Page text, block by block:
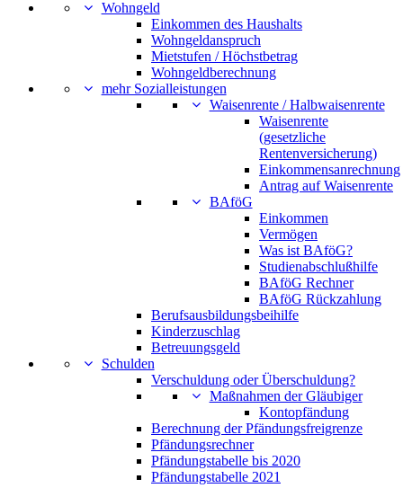
Wohngeld
Einkommen des Haushalts
Wohngeldanspruch
Mietstufen / Höchstbetrag
Wohngeldberechnung
mehr Sozialleistungen
Waisenrente / Halbwaisenrente
Waisenrente
(gesetzliche
Rentenversicherung)
Einkommensanrechnung
Antrag auf Waisenrente
BAföG
Einkommen
Vermögen
Was ist BAföG?
Studienabschlußhilfe
BAföG Rechner
BAföG Rückzahlung
Berufsausbildungsbeihilfe
Kinderzuschlag
Betreuungsgeld
Schulden
Verschuldung oder Überschuldung?
Maßnahmen der Gläubiger
Kontopfändung
Berechnung der Pfändungsfreigrenze
Pfändungsrechner
Pfändungstabelle bis 2020
Pfändungstabelle 2021